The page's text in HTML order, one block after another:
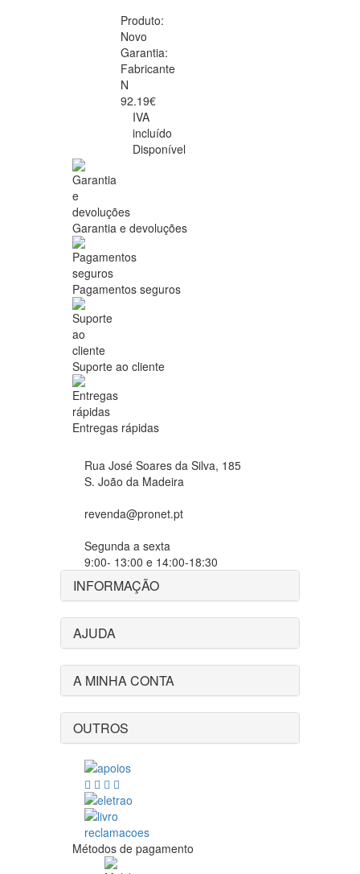
Produto:
Novo
Garantia:
Fabricante
N
92.19€
IVA
incluído
Disponível
Garantia e devoluções
Pagamentos seguros
Suporte ao cliente
Entregas rápidas
Rua José Soares da Silva, 185
S. João da Madeira
revenda@pronet.pt
Segunda a sexta
9:00- 13:00 e 14:00-18:30
INFORMAÇÃO
AJUDA
A MINHA CONTA
OUTROS
Métodos de pagamento